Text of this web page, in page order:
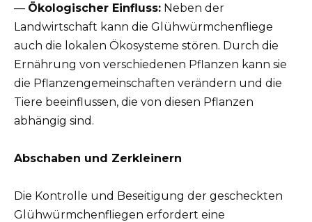
— Ökologischer Einfluss: Neben der
Landwirtschaft kann die Glühwürmchenfliege
auch die lokalen Ökosysteme stören. Durch die
Ernährung von verschiedenen Pflanzen kann sie
die Pflanzengemeinschaften verändern und die
Tiere beeinflussen, die von diesen Pflanzen
abhängig sind.
Abschaben und Zerkleinern
Die Kontrolle und Beseitigung der gescheckten
Glühwürmchenfliegen erfordert eine